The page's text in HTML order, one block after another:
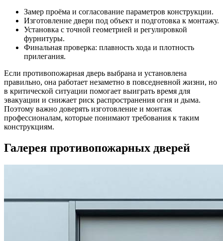
Замер проёма и согласование параметров конструкции.
Изготовление двери под объект и подготовка к монтажу.
Установка с точной геометрией и регулировкой
фурнитуры.
Финальная проверка: плавность хода и плотность
прилегания.
Если противопожарная дверь выбрана и установлена
правильно, она работает незаметно в повседневной жизни, но
в критической ситуации помогает выиграть время для
эвакуации и снижает риск распространения огня и дыма.
Поэтому важно доверять изготовление и монтаж
профессионалам, которые понимают требования к таким
конструкциям.
Галерея противопожарных дверей